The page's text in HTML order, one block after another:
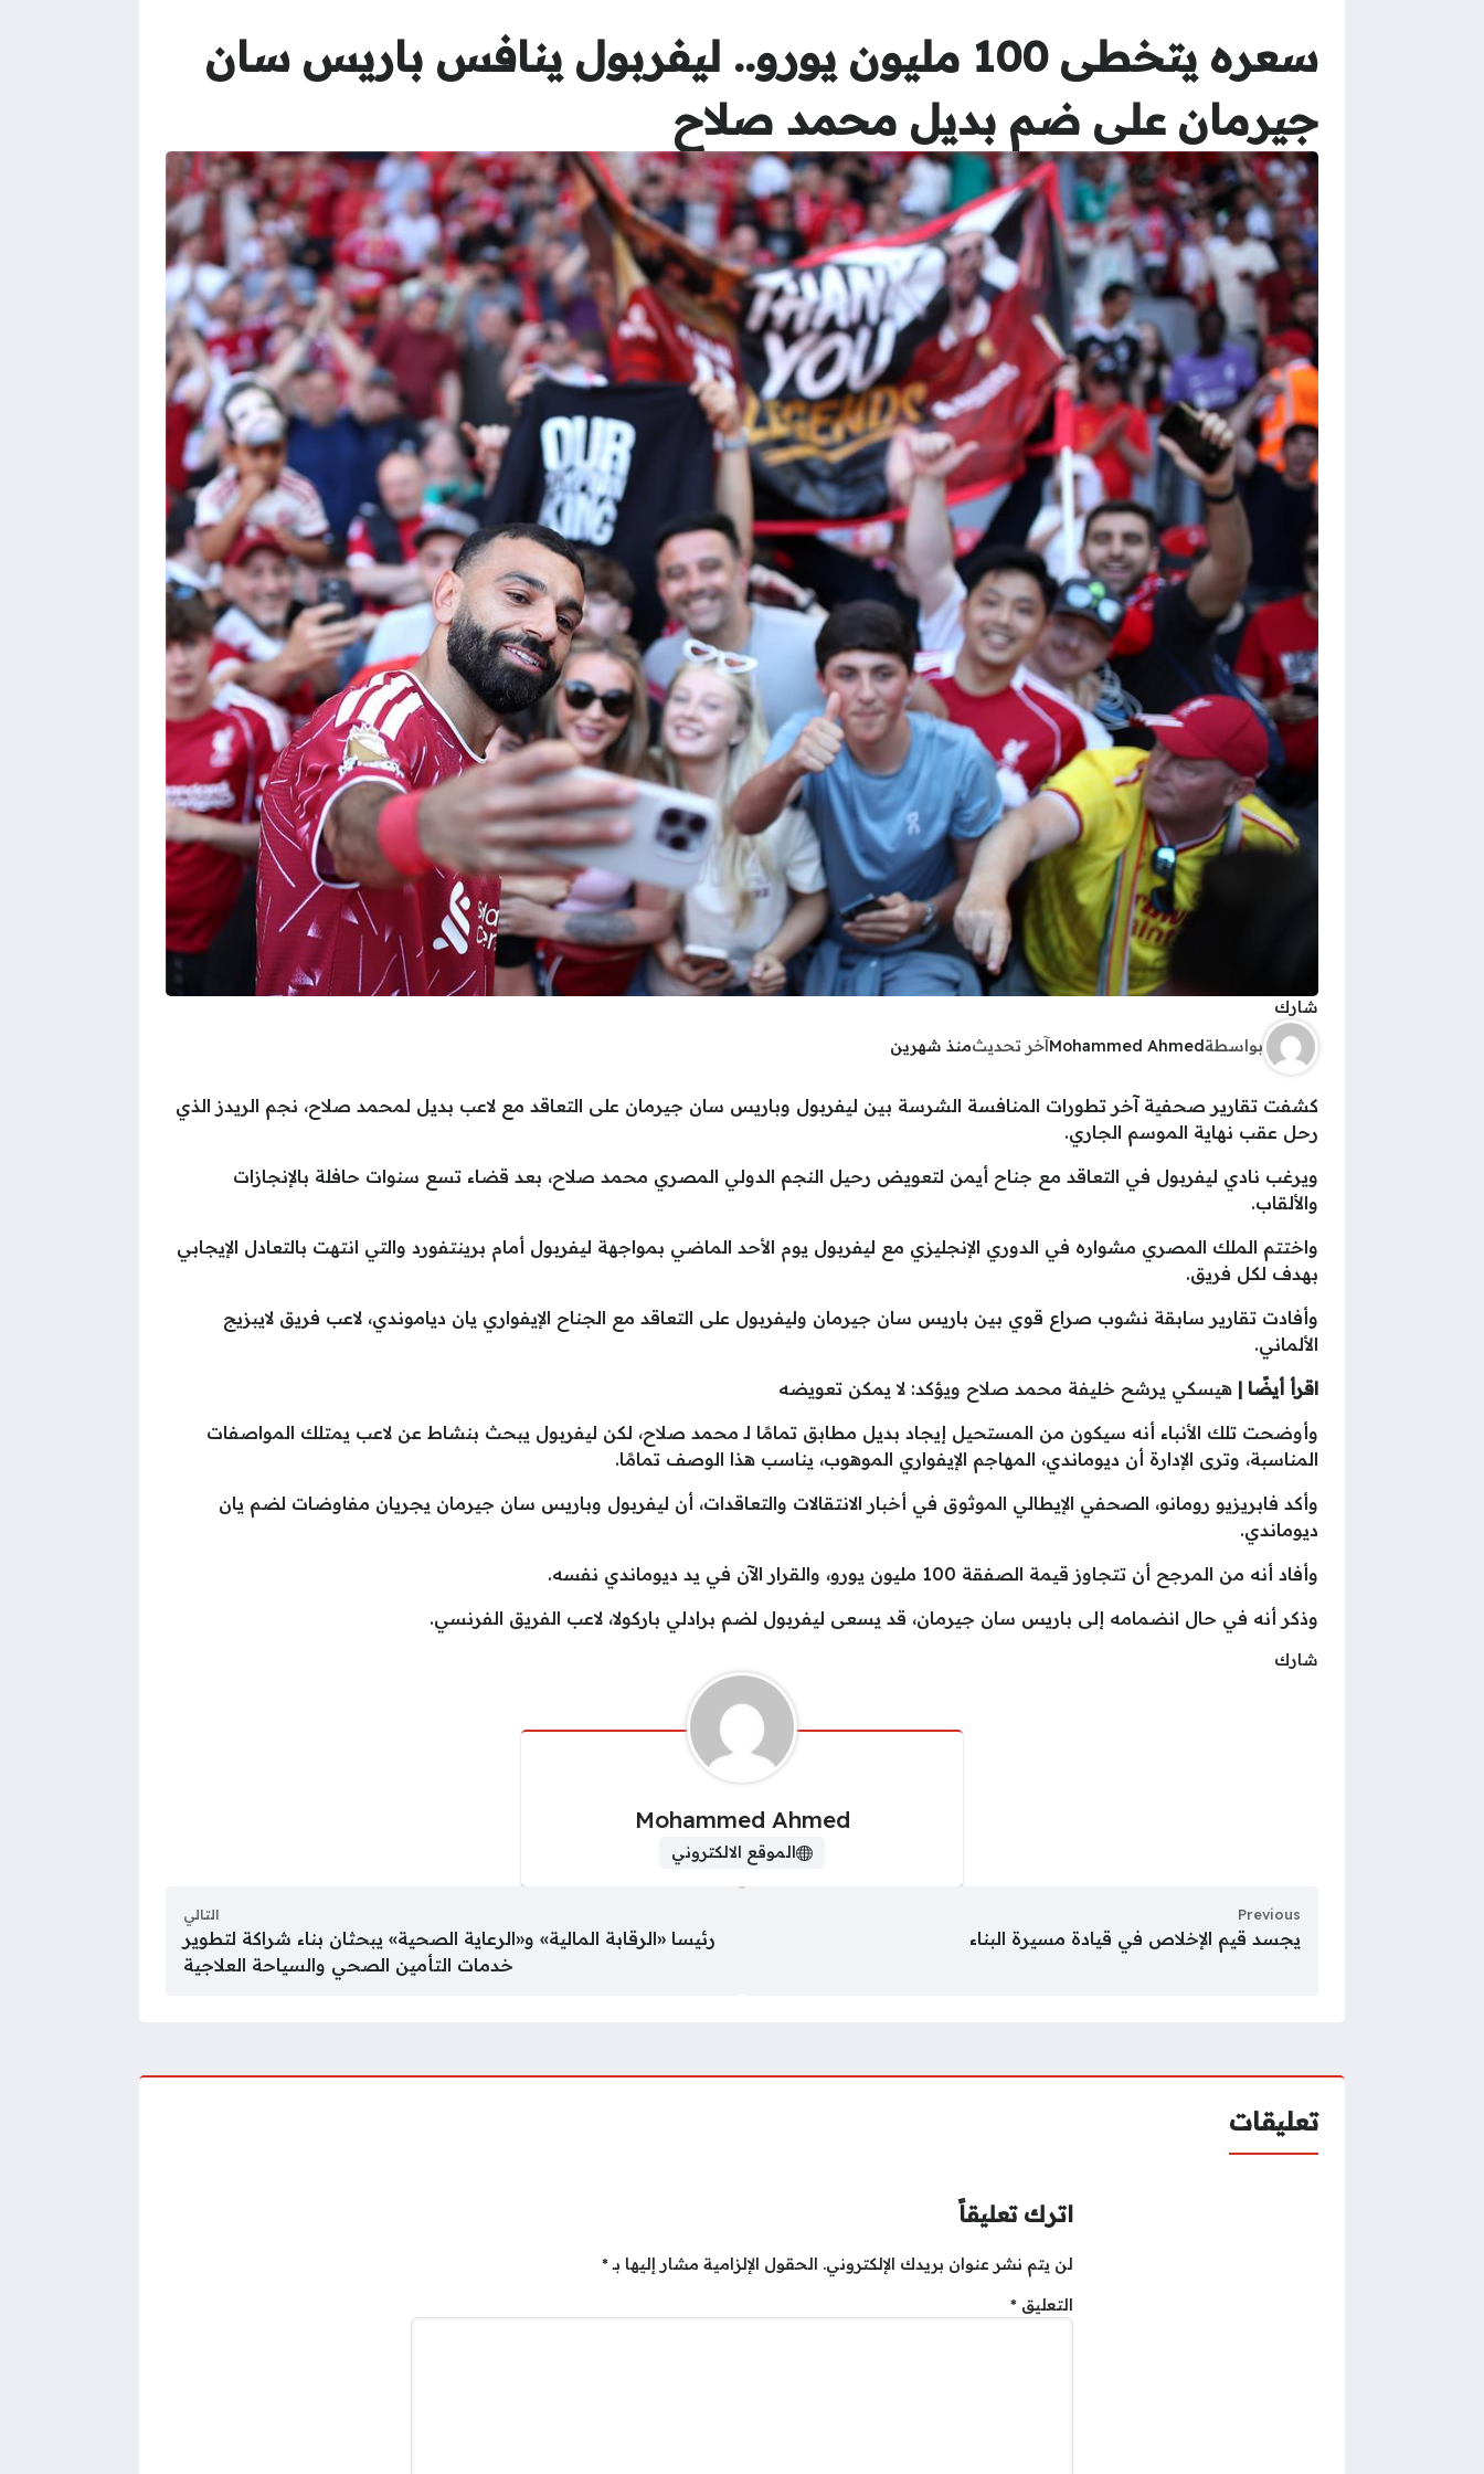
سعره يتخطى 100 مليون يورو.. ليفربول ينافس باريس سان
جيرمان على ضم بديل محمد صلاح
شارك
بواسطةMohammed Ahmedآخر تحديثمنذ شهرين
كشفت تقارير صحفية آخر تطورات المنافسة الشرسة بين ليفربول وباريس سان جيرمان على التعاقد مع لاعب بديل لمحمد صلاح، نجم الريدز الذي
رحل عقب نهاية الموسم الجاري.
ويرغب نادي ليفربول في التعاقد مع جناح أيمن لتعويض رحيل النجم الدولي المصري محمد صلاح، بعد قضاء تسع سنوات حافلة بالإنجازات
والألقاب.
واختتم الملك المصري مشواره في الدوري الإنجليزي مع ليفربول يوم الأحد الماضي بمواجهة ليفربول أمام برينتفورد والتي انتهت بالتعادل الإيجابي
بهدف لكل فريق.
وأفادت تقارير سابقة نشوب صراع قوي بين باريس سان جيرمان وليفربول على التعاقد مع الجناح الإيفواري يان دياموندي، لاعب فريق لايبزيج
الألماني.
اقرأ أيضًا | هيسكي يرشح خليفة محمد صلاح ويؤكد: لا يمكن تعويضه
وأوضحت تلك الأنباء أنه سيكون من المستحيل إيجاد بديل مطابق تمامًا لـ محمد صلاح، لكن ليفربول يبحث بنشاط عن لاعب يمتلك المواصفات
المناسبة، وترى الإدارة أن ديوماندي، المهاجم الإيفواري الموهوب، يناسب هذا الوصف تمامًا.
وأكد فابريزيو رومانو، الصحفي الإيطالي الموثوق في أخبار الانتقالات والتعاقدات، أن ليفربول وباريس سان جيرمان يجريان مفاوضات لضم يان
ديوماندي.
وأفاد أنه من المرجح أن تتجاوز قيمة الصفقة 100 مليون يورو، والقرار الآن في يد ديوماندي نفسه.
وذكر أنه في حال انضمامه إلى باريس سان جيرمان، قد يسعى ليفربول لضم برادلي باركولا، لاعب الفريق الفرنسي.
شارك
Mohammed Ahmed
الموقع الالكتروني
Previous
يجسد قيم الإخلاص في قيادة مسيرة البناء
التالي
رئيسا «الرقابة المالية» و«الرعاية الصحية» يبحثان بناء شراكة لتطوير
خدمات التأمين الصحي والسياحة العلاجية
تعليقات
اترك تعليقاً
لن يتم نشر عنوان بريدك الإلكتروني. الحقول الإلزامية مشار إليها بـ*
التعليق *